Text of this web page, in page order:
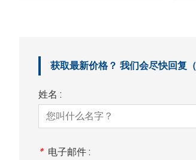
获取最新价格？ 我们会尽快回复（
姓名 :
* 电子邮件 :